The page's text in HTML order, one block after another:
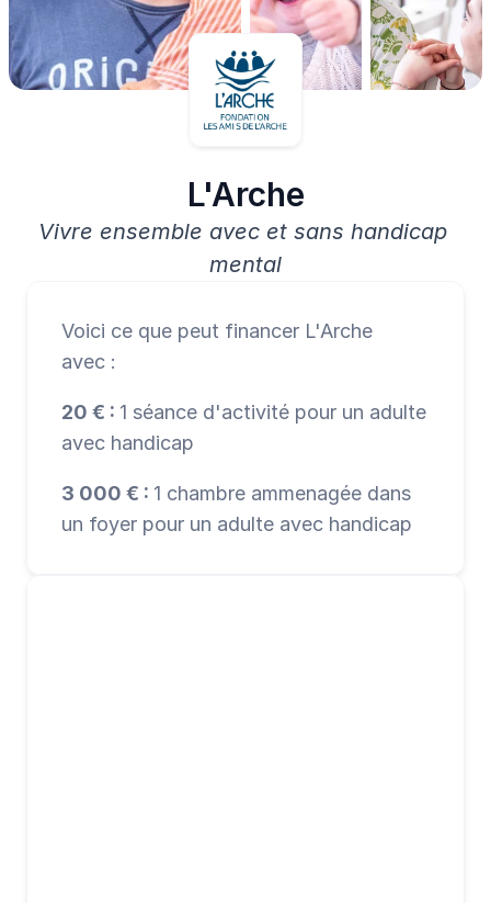
L'Arche
Vivre ensemble avec et sans handicap
mental
Voici ce que peut financer L'Arche
avec :
20 € : 1 séance d'activité pour un adulte
avec handicap
3 000 € : 1 chambre ammenagée dans
un foyer pour un adulte avec handicap